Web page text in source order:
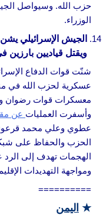
حزب الله. وسيواصل
الوزراء.
الجيش الإسرائيلي
ويقتل قياديين بارزين
شنّت قوات الدفاع
عسكرية لحزب الله في
معسكرات قوات رضوان
وأسفرت العمليات عن
عطوي وعلي محمد
الحزب والحفاظ على
ومواجهة التهديدات
==========
★ اليمن